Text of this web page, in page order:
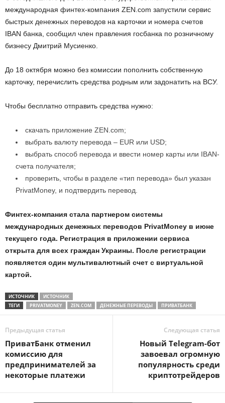
международная финтех-компания ZEN.com запустили сервис
быстрых денежных переводов на карточки и номера счетов
IBAN банка, сообщил член правления госбанка по розничному
бизнесу Дмитрий Мусиенко.
До 18 октября можно без комиссии пополнить собственную
карточку, перечислить средства родным или задонатить на ВСУ.
Чтобы бесплатно отправить средства нужно:
скачать приложение ZEN.com;
выбрать валюту перевода – EUR или USD;
выбрать способ перевода и ввести номер карты или IBAN-
счета получателя;
проверить, чтобы в разделе «тип перевода» был указан
PrivatMoney, и подтвердить перевод.
Финтех-компания стала партнером системы
международных денежных переводов PrivatMoney в июне
текущего года. Регистрация в приложении сервиса
открыта для всех граждан Украины. После регистрации
появляется один мультивалютный счет с виртуальной
картой.
ИСТОЧНИК
ИСТОЧНИК
ТЕГИ
PRIVATMONEY ZEN.COM ДЕНЕЖНЫЕ ПЕРЕВОДЫ ПРИВАТБАНК
Предыдущая статья
ПриватБанк отменил
комиссию для
предпринимателей за
некоторые платежи
Следующая статья
Новый Telegram-бот
завоевал огромную
популярность среди
криптотрейдеров